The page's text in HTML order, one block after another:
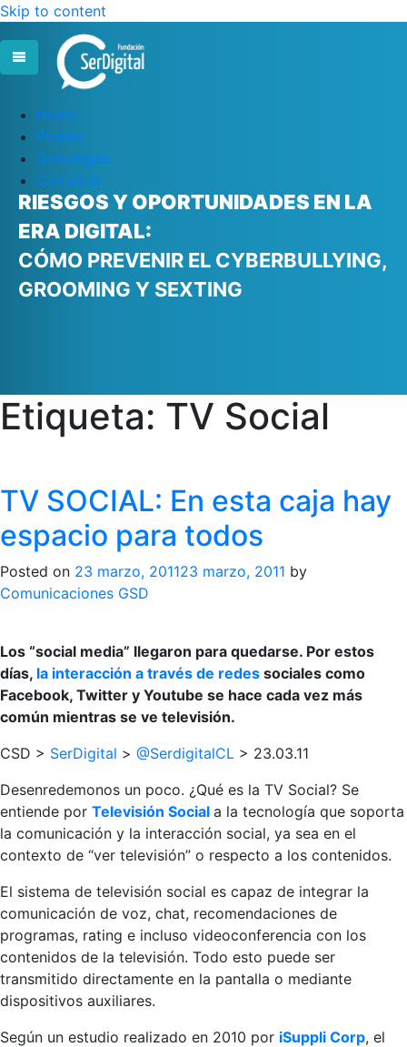
Skip to content
Home
Prensa
Descargas
Contacto
RIESGOS Y OPORTUNIDADES EN LA
ERA DIGITAL:
CÓMO PREVENIR EL CYBERBULLYING,
GROOMING Y SEXTING
Etiqueta: TV Social
TV SOCIAL: En esta caja hay
espacio para todos
Posted on 23 marzo, 201123 marzo, 2011 by
Comunicaciones GSD
Los “social media” llegaron para quedarse. Por estos
días, la interacción a través de redes sociales como
Facebook, Twitter y Youtube se hace cada vez más
común mientras se ve televisión.
CSD > SerDigital > @SerdigitalCL > 23.03.11
Desenredemonos un poco. ¿Qué es la TV Social? Se
entiende por Televisión Social a la tecnología que soporta
la comunicación y la interacción social, ya sea en el
contexto de “ver televisión” o respecto a los contenidos.
El sistema de televisión social es capaz de integrar la
comunicación de voz, chat, recomendaciones de
programas, rating e incluso videoconferencia con los
contenidos de la televisión. Todo esto puede ser
transmitido directamente en la pantalla o mediante
dispositivos auxiliares.
Según un estudio realizado en 2010 por iSuppli Corp, el